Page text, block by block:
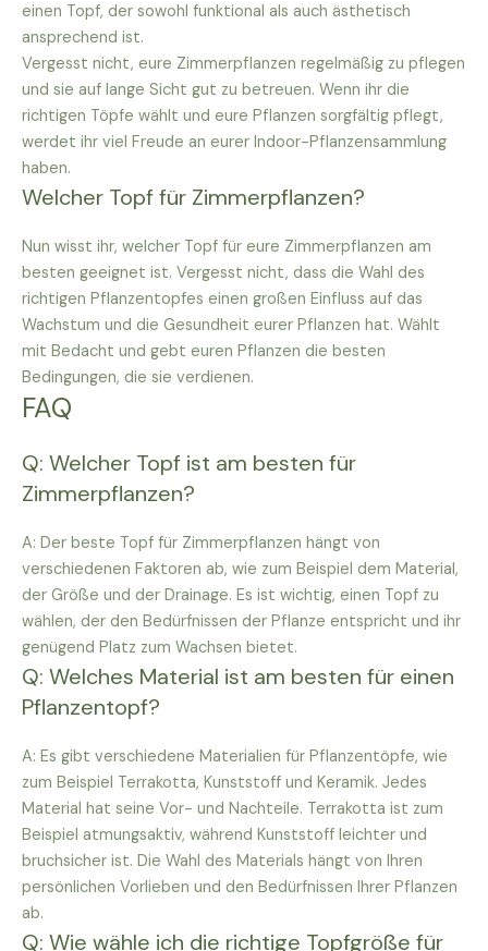
einen Topf, der sowohl funktional als auch ästhetisch
ansprechend ist.
Vergesst nicht, eure Zimmerpflanzen regelmäßig zu pflegen
und sie auf lange Sicht gut zu betreuen. Wenn ihr die
richtigen Töpfe wählt und eure Pflanzen sorgfältig pflegt,
werdet ihr viel Freude an eurer Indoor-Pflanzensammlung
haben.
Welcher Topf für Zimmerpflanzen?
Nun wisst ihr, welcher Topf für eure Zimmerpflanzen am
besten geeignet ist. Vergesst nicht, dass die Wahl des
richtigen Pflanzentopfes einen großen Einfluss auf das
Wachstum und die Gesundheit eurer Pflanzen hat. Wählt
mit Bedacht und gebt euren Pflanzen die besten
Bedingungen, die sie verdienen.
FAQ
Q: Welcher Topf ist am besten für
Zimmerpflanzen?
A: Der beste Topf für Zimmerpflanzen hängt von
verschiedenen Faktoren ab, wie zum Beispiel dem Material,
der Größe und der Drainage. Es ist wichtig, einen Topf zu
wählen, der den Bedürfnissen der Pflanze entspricht und ihr
genügend Platz zum Wachsen bietet.
Q: Welches Material ist am besten für einen
Pflanzentopf?
A: Es gibt verschiedene Materialien für Pflanzentöpfe, wie
zum Beispiel Terrakotta, Kunststoff und Keramik. Jedes
Material hat seine Vor- und Nachteile. Terrakotta ist zum
Beispiel atmungsaktiv, während Kunststoff leichter und
bruchsicher ist. Die Wahl des Materials hängt von Ihren
persönlichen Vorlieben und den Bedürfnissen Ihrer Pflanzen
ab.
Q: Wie wähle ich die richtige Topfgröße für